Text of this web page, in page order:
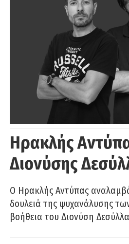
Ηρακλής
Διονύσης
Ο Ηρακλής Αντύπας
δουλειά της ψυχανάλυσης
βοήθεια του Διονύση